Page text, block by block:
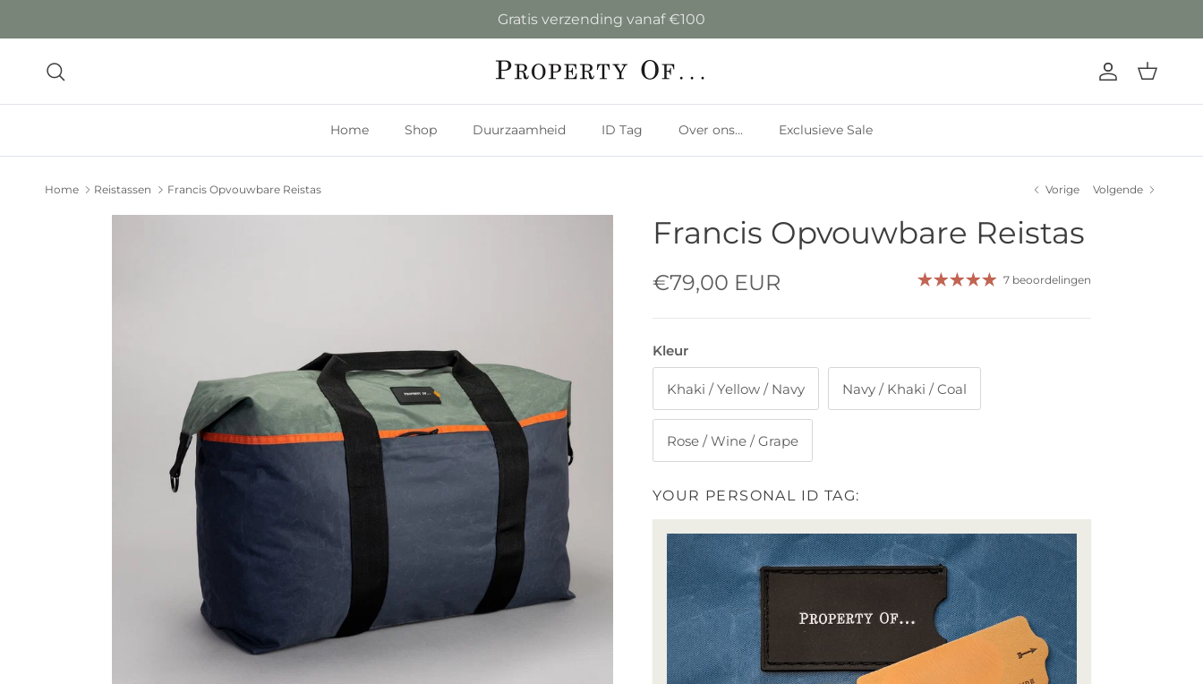
Gratis verzending vanaf €100
Account
Home Shop Duurzaamheid ID Tag Over ons... Exclusieve Sale
Home Reistassen Francis Opvouwbare Reistas Vorige Volgende
Francis Opvouwbare Reistas
€79,00 EUR 7 beoordelingen
Kleur
Khaki / Yellow / Navy Navy / Khaki / Coal
Rose / Wine / Grape
YOUR PERSONAL ID TAG: